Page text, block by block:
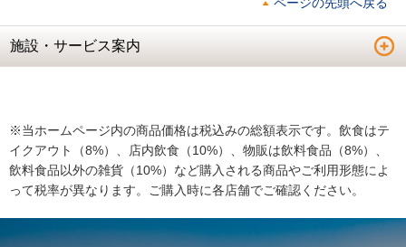
施設・サービス案内
※当ホームページ内の商品価格は税込みの総額表示です。飲食はテ
イクアウト（8%）、店内飲食（10%）、物販は飲料食品（8%）、
飲料食品以外の雑貨（10%）など購入される商品やご利用形態によ
って税率が異なります。ご購入時に各店舗でご確認ください。